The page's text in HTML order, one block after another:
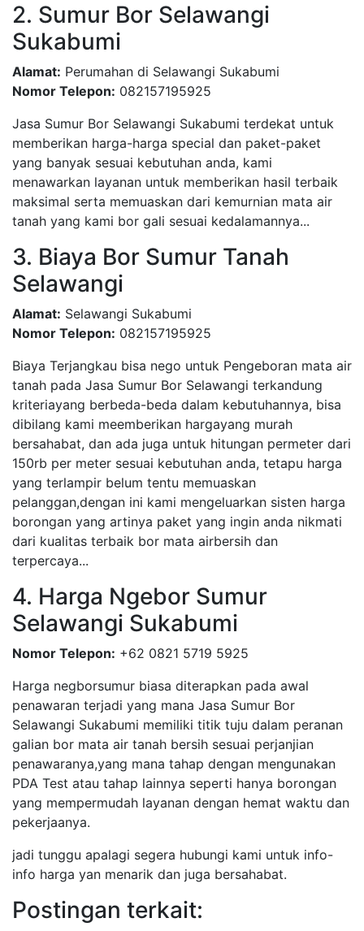
2. Sumur Bor Selawangi
Sukabumi
Alamat: Perumahan di Selawangi Sukabumi
Nomor Telepon: 082157195925
Jasa Sumur Bor Selawangi Sukabumi terdekat untuk
memberikan harga-harga special dan paket-paket
yang banyak sesuai kebutuhan anda, kami
menawarkan layanan untuk memberikan hasil terbaik
maksimal serta memuaskan dari kemurnian mata air
tanah yang kami bor gali sesuai kedalamannya...
3. Biaya Bor Sumur Tanah
Selawangi
Alamat: Selawangi Sukabumi
Nomor Telepon: 082157195925
Biaya Terjangkau bisa nego untuk Pengeboran mata air
tanah pada Jasa Sumur Bor Selawangi terkandung
kriteriayang berbeda-beda dalam kebutuhannya, bisa
dibilang kami meemberikan hargayang murah
bersahabat, dan ada juga untuk hitungan permeter dari
150rb per meter sesuai kebutuhan anda, tetapu harga
yang terlampir belum tentu memuaskan
pelanggan,dengan ini kami mengeluarkan sisten harga
borongan yang artinya paket yang ingin anda nikmati
dari kualitas terbaik bor mata airbersih dan
terpercaya...
4. Harga Ngebor Sumur
Selawangi Sukabumi
Nomor Telepon: +62 0821 5719 5925
Harga negborsumur biasa diterapkan pada awal
penawaran terjadi yang mana Jasa Sumur Bor
Selawangi Sukabumi memiliki titik tuju dalam peranan
galian bor mata air tanah bersih sesuai perjanjian
penawaranya,yang mana tahap dengan mengunakan
PDA Test atau tahap lainnya seperti hanya borongan
yang mempermudah layanan dengan hemat waktu dan
pekerjaanya.
jadi tunggu apalagi segera hubungi kami untuk info-
info harga yan menarik dan juga bersahabat.
Postingan terkait: